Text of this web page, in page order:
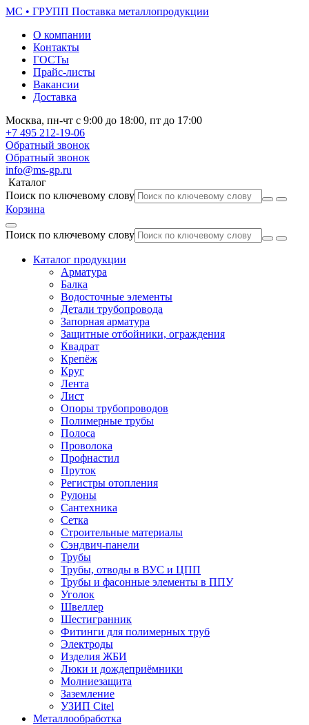
МС • ГРУПП Поставка металлопродукции
О компании
Контакты
ГОСТы
Прайс-листы
Вакансии
Доставка
Москва, пн-чт с 9:00 до 18:00, пт до 17:00
+7 495 212-19-06
Обратный звонок
Обратный звонок
info@ms-gp.ru
Каталог
Поиск по ключевому слову
Корзина
Поиск по ключевому слову
Каталог продукции
Арматура
Балка
Водосточные элементы
Детали трубопровода
Запорная арматура
Защитные отбойники, ограждения
Квадрат
Крепёж
Круг
Лента
Лист
Опоры трубопроводов
Полимерные трубы
Полоса
Проволока
Профнастил
Пруток
Регистры отопления
Рулоны
Сантехника
Сетка
Строительные материалы
Сэндвич-панели
Трубы
Трубы, отводы в ВУС и ЦПП
Трубы и фасонные элементы в ППУ
Уголок
Швеллер
Шестигранник
Фитинги для полимерных труб
Электроды
Изделия ЖБИ
Люки и дождеприёмники
Молниезащита
Заземление
УЗИП Citel
Металлообработка